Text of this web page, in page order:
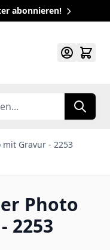
abonnieren!
Gravur - 2253
Photo
2253